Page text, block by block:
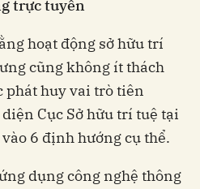
trực tuyến
hoạt động sở hữu trí
cũng không ít thách
phát huy vai trò tiên
Cục Sở hữu trí tuệ tại
6 định hướng cụ thể.
dụng công nghệ thông